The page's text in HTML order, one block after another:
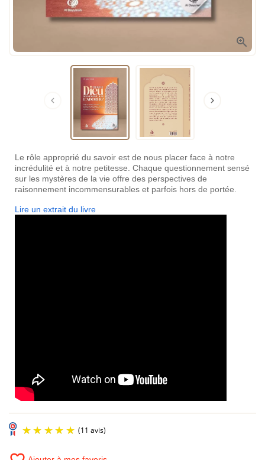

 
Le rôle approprié du savoir est de nous placer face à notre
incrédulité et à notre petitesse. Chaque questionnement sensé
sur les mystères de la vie offre des perspectives de
raisonnement incommensurables et parfois hors de portée.
Lire un extrait du livre